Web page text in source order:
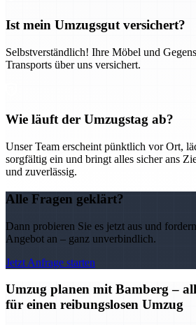
Ist mein Umzugsgut versichert?
Selbstverständlich! Ihre Möbel und
Transports über uns versichert.
Wie läuft der Umzugstag ab?
Unser Team erscheint pünktlich vor Ort,
sorgfältig ein und bringt alles sicher ans
und zuverlässig.
Alle Fragen geklärt?
Dann probieren Sie es jetzt aus und
Angebot an – ganz unverbindlich.
Jetzt Anfrage starten
Umzug planen mit Bamberg –
für einen reibungslosen Umzug